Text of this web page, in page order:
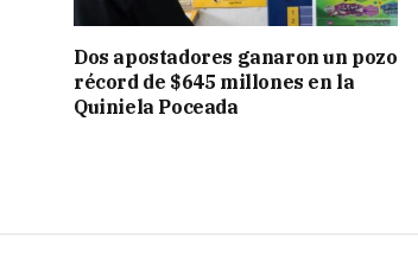
Dos apostadores ganaron un pozo
récord de $645 millones en la
Quiniela Poceada